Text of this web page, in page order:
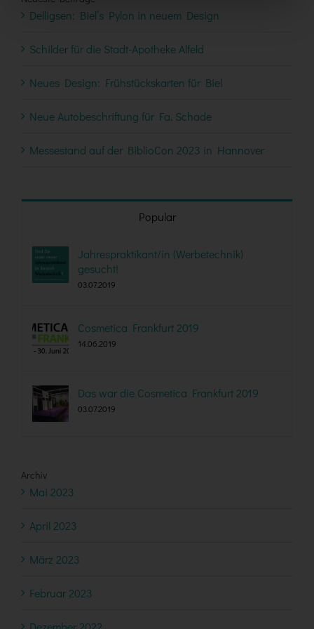
Delligsen: Biel’s Pylon in neuem Design
Schilder für die Stadt-Apotheke Alfeld
Neues Design: Frühstückskarten für Biel
Neue Autobeschriftung für Fa. Schade
Messestand auf der BiblioCon 2023 in Hannover
Popular
Jahrespraktikant/in (Werbetechnik)
gesucht!
03.07.2019
Cosmetica Frankfurt 2019
14.06.2019
Das war die Cosmetica Frankfurt 2019
03.07.2019
Archiv
Mai 2023
April 2023
März 2023
Februar 2023